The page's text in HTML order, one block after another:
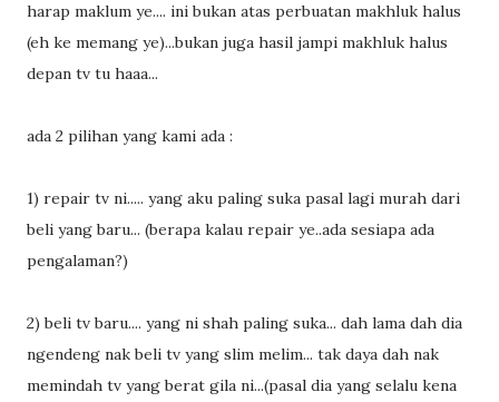
harap maklum ye.... ini bukan atas perbuatan makhluk halus
(eh ke memang ye)...bukan juga hasil jampi makhluk halus
depan tv tu haaa...
ada 2 pilihan yang kami ada :
1) repair tv ni..... yang aku paling suka pasal lagi murah dari
beli yang baru... (berapa kalau repair ye..ada sesiapa ada
pengalaman?)
2) beli tv baru.... yang ni shah paling suka... dah lama dah dia
ngendeng nak beli tv yang slim melim... tak daya dah nak
memindah tv yang berat gila ni...(pasal dia yang selalu kena